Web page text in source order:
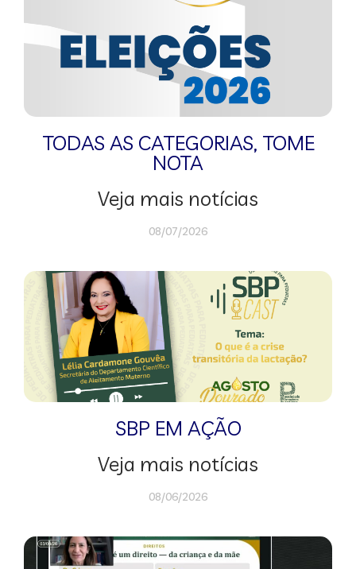
TODAS AS CATEGORIAS, TOME
NOTA
Veja mais notícias
08/07/2026
SBP EM AÇÃO
Veja mais notícias
08/06/2026